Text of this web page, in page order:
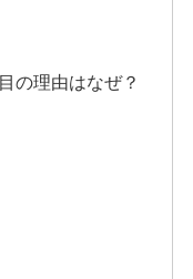
の理由はなぜ？